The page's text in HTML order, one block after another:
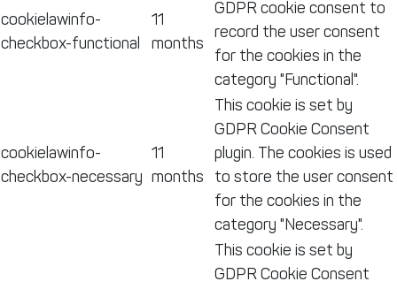
cookielawinfo-
checkbox-functional
11
months
GDPR cookie consent to
record the user consent
for the cookies in the
category "Functional".
cookielawinfo-
checkbox-necessary
11
months
This cookie is set by
GDPR Cookie Consent
plugin. The cookies is used
to store the user consent
for the cookies in the
category "Necessary".
This cookie is set by
GDPR Cookie Consent